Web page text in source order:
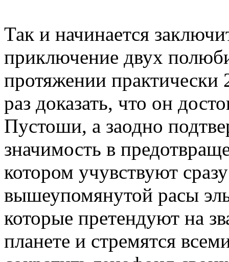
Так и начинается
приключение двух
протяжении практически
раз доказать, что он
Пустоши, а заодно
значимость в
котором учувствуют
вышеупомянутой расы
которые претендуют на
планете и стремятся